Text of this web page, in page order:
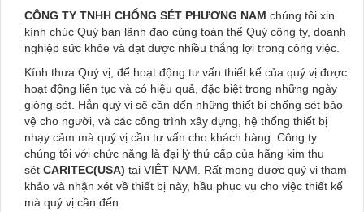
CÔNG TY TNHH CHỐNG SÉT PHƯƠNG NAM chúng tôi xin
kính chúc Quý ban lãnh đạo cùng toàn thể Quý công ty, doanh
nghiệp sức khỏe và đạt được nhiều thắng lợi trong công việc.
Kính thưa Quý vị, để hoạt động tư vấn thiết kế của quý vị được
hoạt động liên tục và có hiệu quả, đặc biệt trong những ngày
giông sét. Hẳn quý vị sẽ cần đến những thiết bị chống sét bảo
vệ cho người, và các công trình xây dựng, hệ thống thiết bị
nhạy cảm mà quý vị cần tư vấn cho khách hàng. Công ty
chúng tôi với chức năng là đại lý thứ cấp của hãng kim thu
sét CARITEC(USA) tại VIỆT NAM. Rất mong được quý vị tham
khảo và nhận xét về thiết bị này, hầu phục vụ cho việc thiết kế
mà quý vị cần đến.